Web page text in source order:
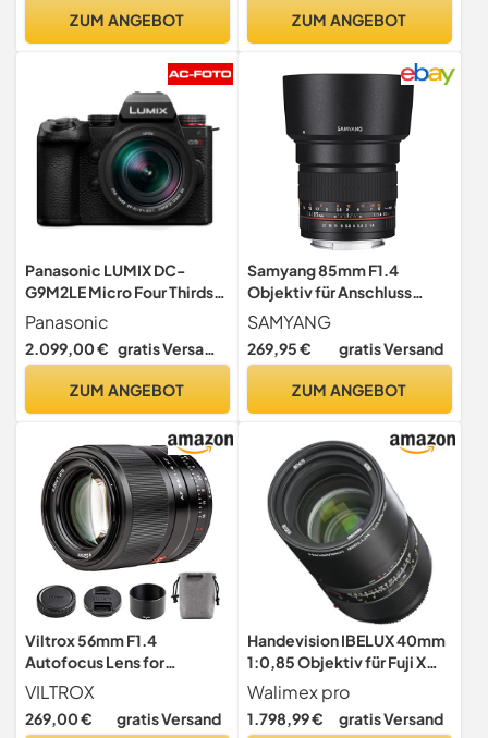
Serie), silber
ZUM ANGEBOT ZUM ANGEBOT
Panasonic LUMIX DC-
G9M2LE Micro Four Thirds
spiegellose Kamera, Leica
DG Vario-Elmarit 12-60 mm
F2.8-4.0 Objektiv, 25,2MP,
30p/25p, Phasen-Hybrid-
Panasonic
2.099,00 € gratis Versand
ZUM ANGEBOT
Samyang 85mm F1.4
Objektiv für Anschluss
schwarz
SAMYANG
269,95 € gratis Versand
ZUM ANGEBOT
Viltrox 56mm F1.4
Autofocus Lens for
Fuji,Large Aperture APS-C
Format Portrait Lens for
Fujifilm X-Mount Camera
VILTROX
269,00 € gratis Versand
Handevision IBELUX 40mm
1:0,85 Objektiv für Fuji X
Pro Bajonett schwarz
(manueller Fokus, für APS-
C Sensor gerechnet, IF,
Walimex pro
1.798,99 € gratis Versand